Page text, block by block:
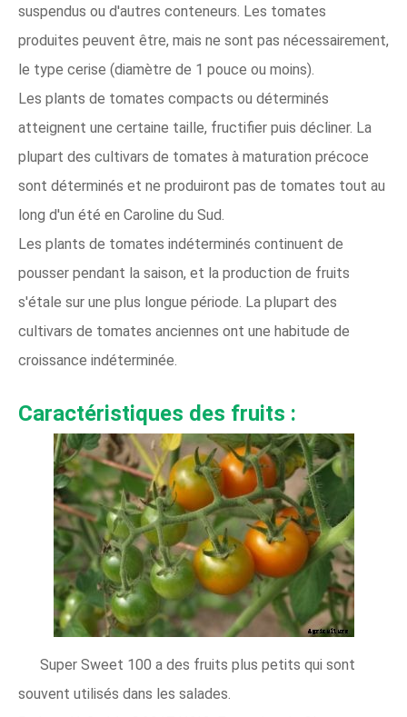
suspendus ou d'autres conteneurs. Les tomates
produites peuvent être, mais ne sont pas nécessairement,
le type cerise (diamètre de 1 pouce ou moins).
Les plants de tomates compacts ou déterminés
atteignent une certaine taille, fructifier puis décliner. La
plupart des cultivars de tomates à maturation précoce
sont déterminés et ne produiront pas de tomates tout au
long d'un été en Caroline du Sud.
Les plants de tomates indéterminés continuent de
pousser pendant la saison, et la production de fruits
s'étale sur une plus longue période. La plupart des
cultivars de tomates anciennes ont une habitude de
croissance indéterminée.
Caractéristiques des fruits :
Super Sweet 100 a des fruits plus petits qui sont
souvent utilisés dans les salades.